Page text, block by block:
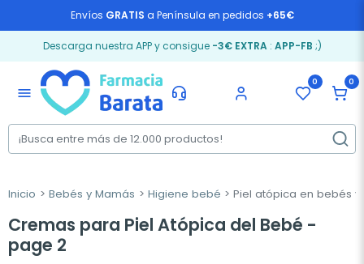
Envíos GRATIS a Península en pedidos +65€
Descarga nuestra APP y consigue -3€ EXTRA: APP-FB ;)
menu
0 0
Inicio Bebés y Mamás Higiene bebé Piel atópica en bebés y
Cremas para Piel Atópica del Bebé -
page 2